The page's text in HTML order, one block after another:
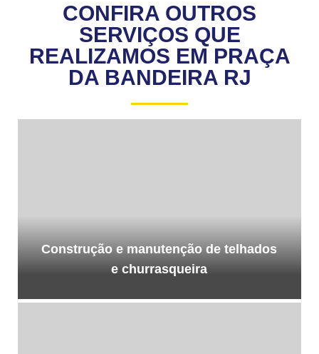
CONFIRA OUTROS
SERVIÇOS QUE
REALIZAMOS EM PRAÇA
DA BANDEIRA RJ
Construção e manutenção de telhados
e churrasqueira